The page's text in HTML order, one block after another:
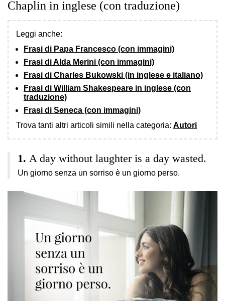
Chaplin in inglese (con traduzione)
Leggi anche:
Frasi di Papa Francesco (con immagini)
Frasi di Alda Merini (con immagini)
Frasi di Charles Bukowski (in inglese e italiano)
Frasi di William Shakespeare in inglese (con
traduzione)
Frasi di Seneca (con immagini)
Trova tanti altri articoli simili nella categoria: Autori
A day without laughter is a day wasted.
Un giorno senza un sorriso è un giorno perso.